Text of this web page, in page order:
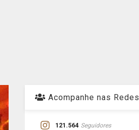
Acompanhe nas Redes
121.564 Seguidores